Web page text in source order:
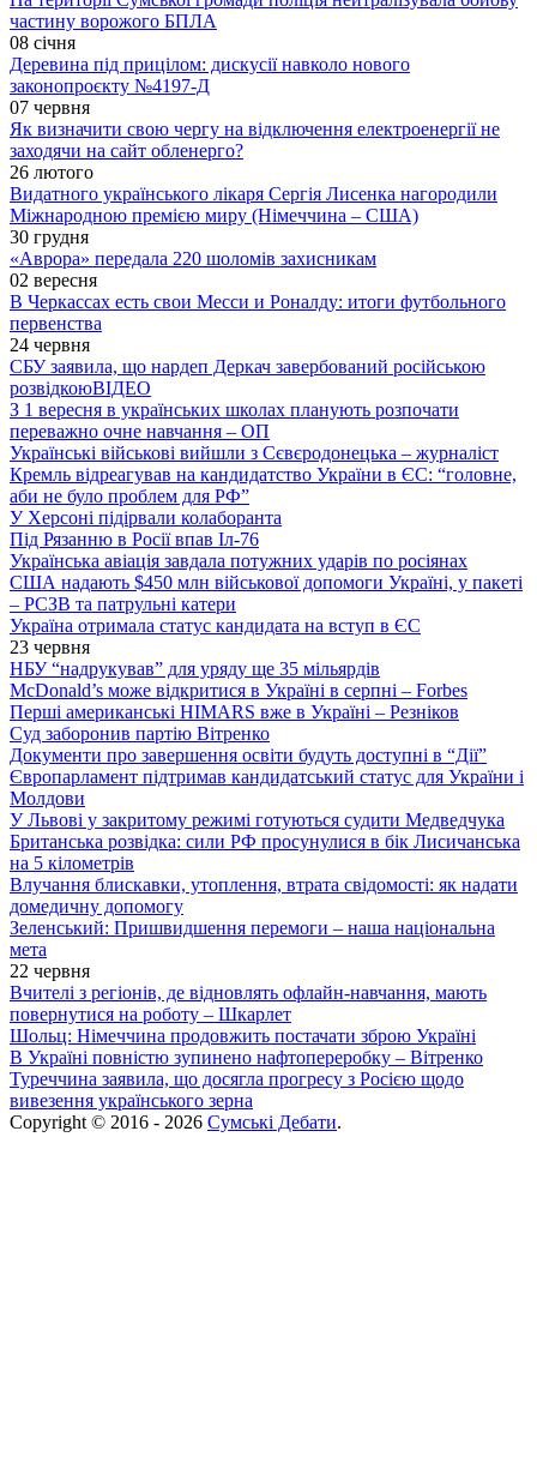
частину ворожого БПЛА
08 січня
Деревина під прицілом: дискусії навколо нового
законопроєкту №4197-Д
07 червня
Як визначити свою чергу на відключення електроенергії не
заходячи на сайт обленерго?
26 лютого
Видатного українського лікаря Сергія Лисенка нагородили
Міжнародною премією миру (Німеччина – США)
30 грудня
«Аврора» передала 220 шоломів захисникам
02 вересня
В Черкассах есть свои Месси и Роналду: итоги футбольного
первенства
24 червня
СБУ заявила, що нардеп Деркач завербований російською
розвідкоюВІДЕО
З 1 вересня в українських школах планують розпочати
переважно очне навчання – ОП
Українські військові вийшли з Сєвєродонецька – журналіст
Кремль відреагував на кандидатство України в ЄС: “головне,
аби не було проблем для РФ”
У Херсоні підірвали колаборанта
Під Рязанню в Росії впав Іл-76
Українська авіація завдала потужних ударів по росіянах
США надають $450 млн військової допомоги Україні, у пакеті
– РСЗВ та патрульні катери
Україна отримала статус кандидата на вступ в ЄС
23 червня
НБУ “надрукував” для уряду ще 35 мільярдів
McDonald’s може відкритися в Україні в серпні – Forbes
Перші американські HIMARS вже в Україні – Резніков
Суд заборонив партію Вітренко
Документи про завершення освіти будуть доступні в “Дії”
Європарламент підтримав кандидатський статус для України і
Молдови
У Львові у закритому режимі готуються судити Медведчука
Британська розвідка: сили РФ просунулися в бік Лисичанська
на 5 кілометрів
Влучання блискавки, утоплення, втрата свідомості: як надати
домедичну допомогу
Зеленський: Пришвидшення перемоги – наша національна
мета
22 червня
Вчителі з регіонів, де відновлять офлайн-навчання, мають
повернутися на роботу – Шкарлет
Шольц: Німеччина продовжить постачати зброю Україні
В Україні повністю зупинено нафтопереробку – Вітренко
Туреччина заявила, що досягла прогресу з Росією щодо
вивезення українського зерна
Copyright © 2016 - 2026 Сумські Дебати.